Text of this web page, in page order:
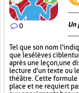
0 Un
Tel que son nom
que les élèves ciblent
après une leçon, une
lecture d'un texte ou
théâtre. Cette
place et ne requiert